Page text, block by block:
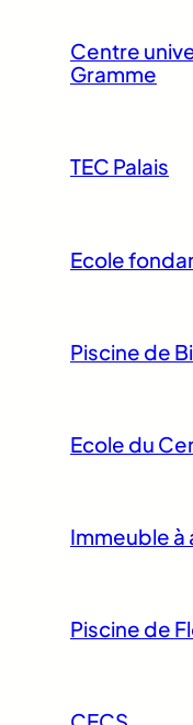
Centre
Gramme
TEC Palais
Ecole
Piscine de
Ecole du
Immeuble
Piscine de